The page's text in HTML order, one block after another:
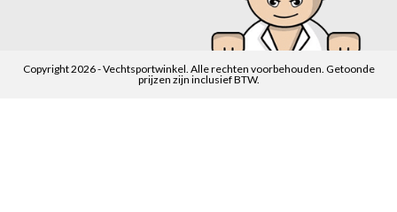
Copyright 2026 - Vechtsportwinkel. Alle rechten voorbehouden. Getoonde
prijzen zijn inclusief BTW.